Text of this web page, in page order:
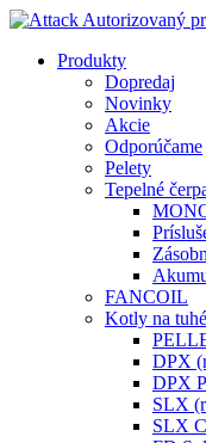
Produkty
Dopredaj
Novinky
Akcie
Odporúčame
Pelety
Tepelné
FANCOIL
Kotly na
DPX
DPX
SLX
SLX